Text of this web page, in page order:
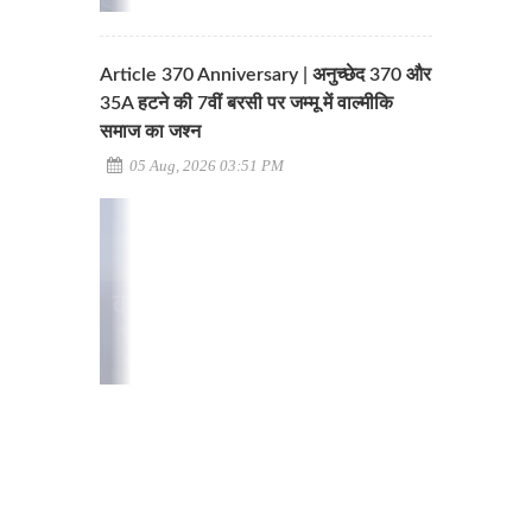
Article 370 Anniversary | अनुच्छेद 370 और
35A हटने की 7वीं बरसी पर जम्मू में वाल्मीकि
समाज का जश्न
05 Aug, 2026 03:51 PM